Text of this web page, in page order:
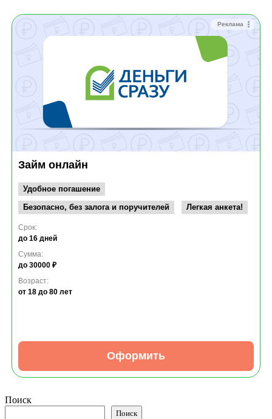
Реклама
Займ онлайн
Удобное погашение
Безопасно, без залога и поручителей
Легкая анкета!
Срок:
до 16 дней
Сумма:
до 30000 ₽
Возраст:
от 18 до 80 лет
Оформить
Поиск
Поиск